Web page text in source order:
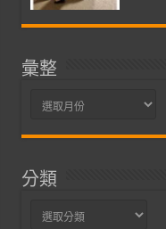
彙整
彙
分類
分